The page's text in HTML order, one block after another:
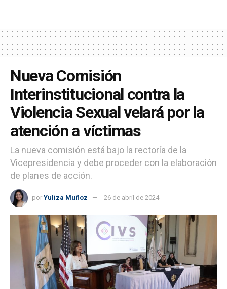
Nueva Comisión
Interinstitucional contra la
Violencia Sexual velará por la
atención a víctimas
La nueva comisión está bajo la rectoría de la
Vicepresidencia y debe proceder con la elaboración
de planes de acción.
por Yuliza Muñoz 26 de abril de 2024